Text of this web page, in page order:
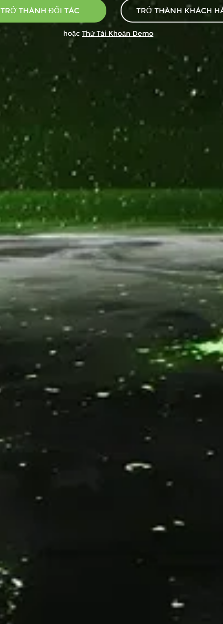
TRỞ THÀNH ĐỐI TÁC TRỞ THÀNH KHÁCH
hoặc Thử Tài Khoản Demo